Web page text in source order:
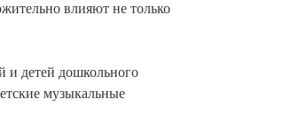
влияют не только
и детей дошкольного
музыкальные